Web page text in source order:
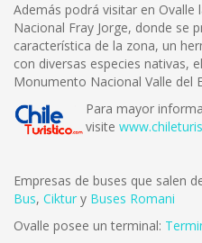
Además podrá visitar en Ovalle
Nacional Fray Jorge, donde se
característica de la zona, un
con diversas especies nativas,
Monumento Nacional Valle del
Para mayor
visite
Empresas de buses que salen
Bus, Ciktur y Buses Romani
Ovalle posee un terminal: